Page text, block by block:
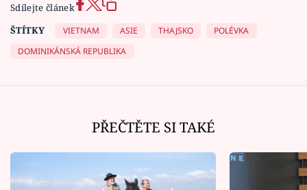
Sdílejte článek
ŠTÍTKY
VIETNAM ASIE THAJSKO
POLÉVKA
DOMINIKÁNSKÁ REPUBLIKA
PŘEČTĚTE SI TAKÉ